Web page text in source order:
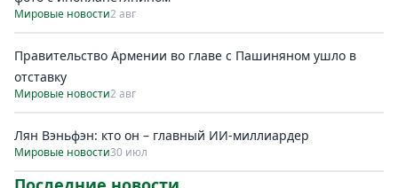
Мировые новости2 авг
Правительство Армении во главе с Пашиняном ушло в
отставку
Мировые новости2 авг
Лян Вэньфэн: кто он – главный ИИ-миллиардер
Мировые новости30 июл